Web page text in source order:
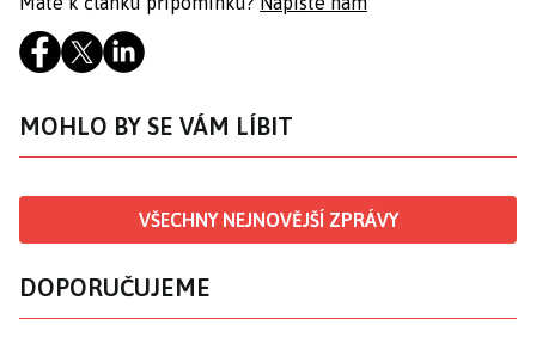
MOHLO BY SE VÁM LÍBIT
VŠECHNY NEJNOVĚJŠÍ ZPRÁVY
DOPORUČUJEME